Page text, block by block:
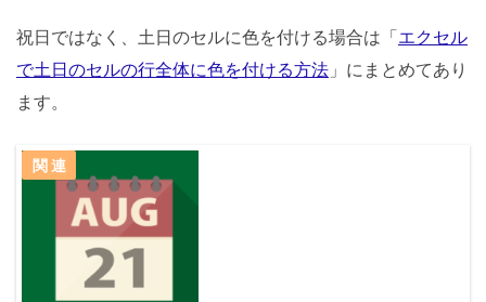
祝日ではなく、土日のセルに色を付ける場合は「 エクセル
で土日のセルの行全体に色を付ける方法 」にまとめてあり
ます。